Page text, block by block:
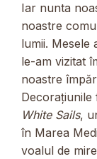
Iar nunta
noastre
lumii. Mesele
le-am vizitat
noastre
White Sails,
în Marea
voalul de